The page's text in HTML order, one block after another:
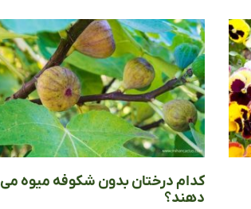
کدام درختان بدون شکوفه میوه می
دهند؟